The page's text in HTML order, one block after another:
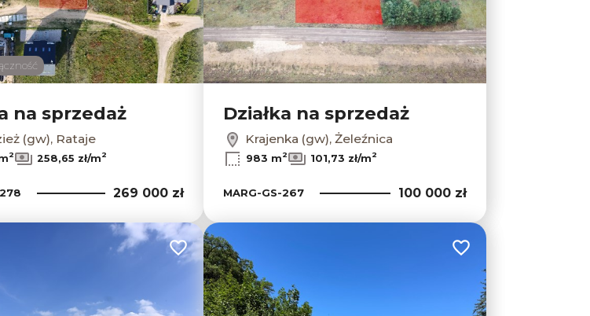
na sprzedaż
(gw), Rataje
2 258,65 zł/m2
269 000 zł
Działka na sprzedaż
Krajenka (gw), Żeleźnica
983 m2 101,73 zł/m2
MARG-GS-267 100 000 zł
Dodaj do ulubionych Dodaj do ulubionych